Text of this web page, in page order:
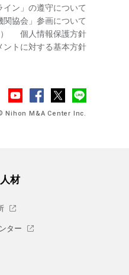
イン」の遵守について
関協会」参画について
個人情報保護方針
ントに対する基本方針
Nihon M&A Center Inc.
材
ター